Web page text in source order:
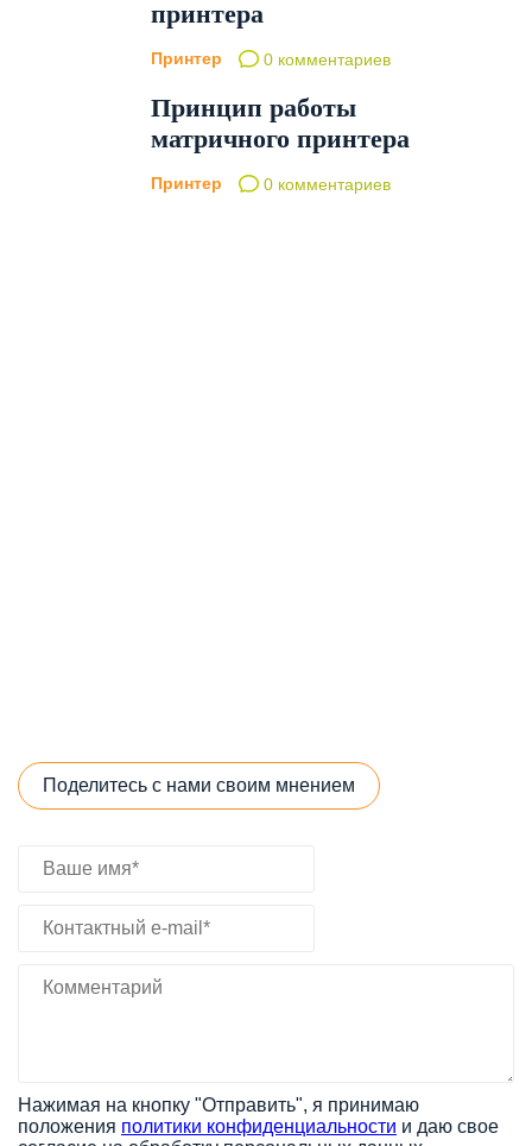
принтера
Принтер 0 комментариев
Принцип работы
матричного принтера
Принтер 0 комментариев
Поделитесь с нами своим мнением
Нажимая на кнопку "Отправить", я принимаю
положения политики конфиденциальности и даю свое